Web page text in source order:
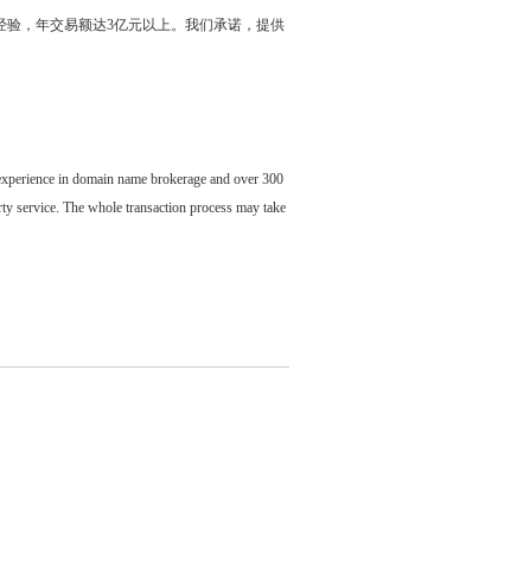
，年交易额达3亿元以上。我们承诺，提供
in domain name brokerage and over 300
service. The whole transaction process may take